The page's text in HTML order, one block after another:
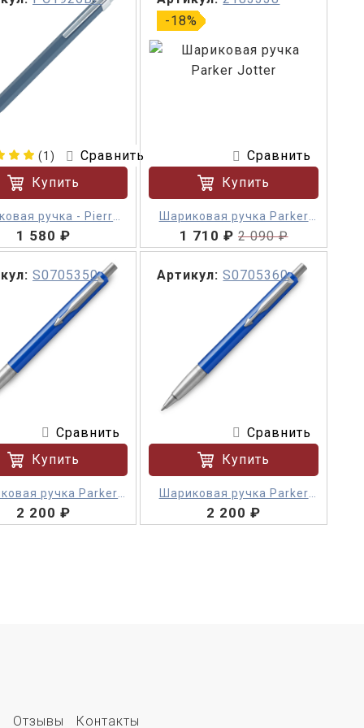
(1)
Сравнить
Купить
ручка - Pierre
Cardin Prizma
1 580 ₽
-18%
Сравнить
Купить
Шариковая ручка Parker
Jotter
1 710 ₽ 2 090 ₽
S0705350
Сравнить
Купить
ручка Parker
Vector M
2 200 ₽
Артикул: S0705360
Сравнить
Купить
Шариковая ручка Parker
Vector M
2 200 ₽
Отзывы Контакты